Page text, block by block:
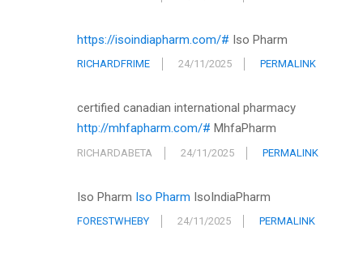
https://isoindiapharm.com/# Iso Pharm
RICHARDFRIME 24/11/2025 PERMALINK
certified canadian international pharmacy
http://mhfapharm.com/# MhfaPharm
RICHARDABETA 24/11/2025 PERMALINK
Iso Pharm Iso Pharm IsoIndiaPharm
FORESTWHEBY 24/11/2025 PERMALINK